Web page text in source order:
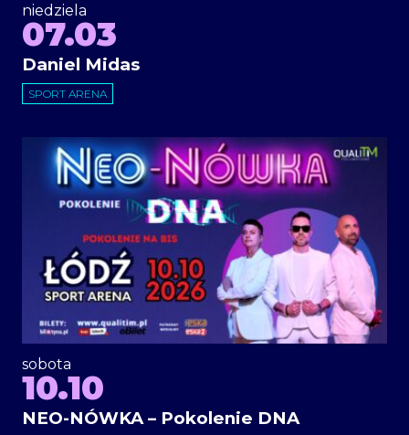
niedziela
07.03
Daniel Midas
SPORT ARENA
sobota
10.10
NEO-NÓWKA – Pokolenie DNA